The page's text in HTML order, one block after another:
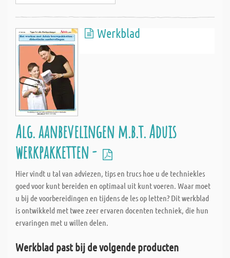
Werkblad
Alg. aanbevelingen m.b.t. Aduis
werkpakketten -
Hier vindt u tal van adviezen, tips en trucs hoe u de techniekles
goed voor kunt bereiden en optimaal uit kunt voeren. Waar moet
u bij de voorbereidingen en tijdens de les op letten? Dit werkblad
is ontwikkeld met twee zeer ervaren docenten techniek, die hun
ervaringen met u willen delen.
Werkblad past bij de volgende producten